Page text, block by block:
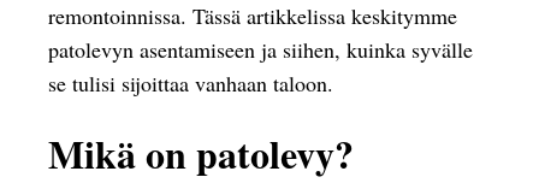
remontoinnissa. Tässä artikkelissa keskitymme
patolevyn asentamiseen ja siihen, kuinka syvälle
se tulisi sijoittaa vanhaan taloon.
Mikä on patolevy?